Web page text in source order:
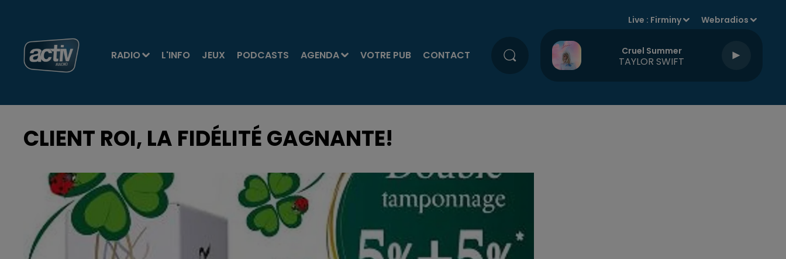
RADIO L'INFO JEUX PODCASTS AGENDA VOTRE PUB CONTACT
Live : Firminy Webradios
Cruel Summer
TAYLOR SWIFT
CLIENT ROI, LA FIDÉLITÉ GAGNANTE!